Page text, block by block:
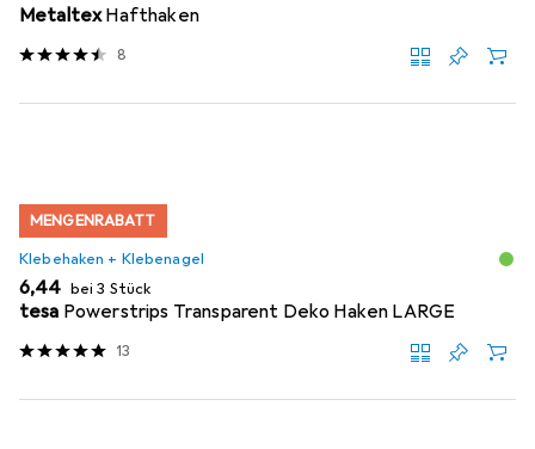
MetaltexHafthaken
8
MENGENRABATT
Klebehaken + Klebenagel
EUR
6,44 bei 3 Stück
tesa Powerstrips Transparent Deko Haken LARGE
13